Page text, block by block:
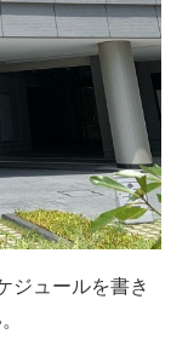
ジュールを書き